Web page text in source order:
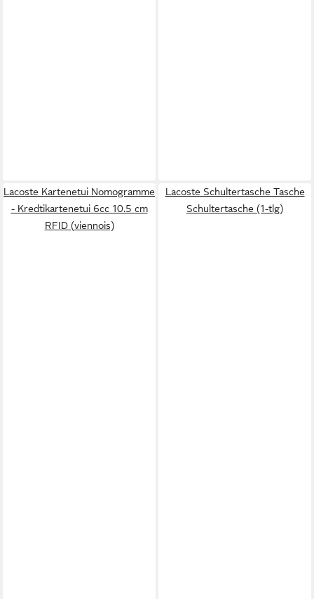
Lacoste Kartenetui Nomogramme
- Kredtikartenetui 6cc 10.5 cm
RFID (viennois)
Lacoste Schultertasche Tasche
Schultertasche (1-tlg)